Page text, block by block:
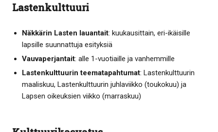
Lastenkulttuuri
Näkkärin Lasten lauantait: kuukausittain, eri-ikäisille
lapsille suunnattuja esityksiä
Vauvaperjantait: alle 1-vuotiaille ja vanhemmille
Lastenkulttuurin teematapahtumat: Lastenkulttuurin
maaliskuu, Lastenkulttuurin juhlaviikko (toukokuu) ja
Lapsen oikeuksien viikko (marraskuu)